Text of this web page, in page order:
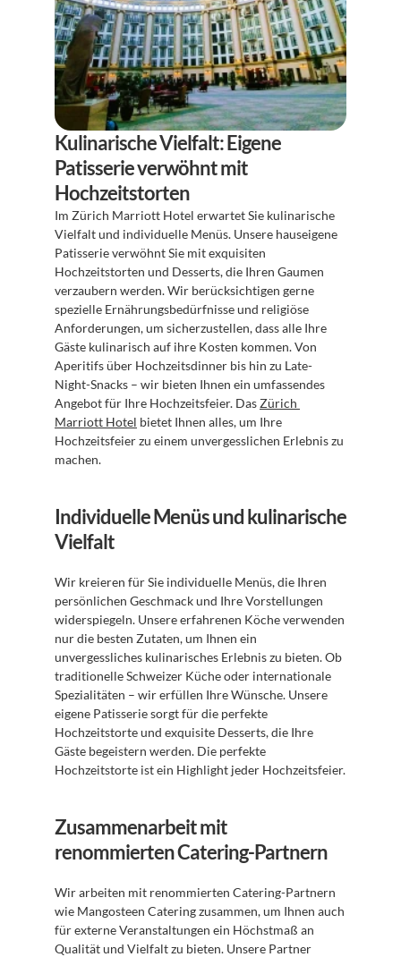
Kulinarische Vielfalt: Eigene
Patisserie verwöhnt mit
Hochzeitstorten
Im Zürich Marriott Hotel erwartet Sie kulinarische
Vielfalt und individuelle Menüs. Unsere hauseigene
Patisserie verwöhnt Sie mit exquisiten
Hochzeitstorten und Desserts, die Ihren Gaumen
verzaubern werden. Wir berücksichtigen gerne
spezielle Ernährungsbedürfnisse und religiöse
Anforderungen, um sicherzustellen, dass alle Ihre
Gäste kulinarisch auf ihre Kosten kommen. Von
Aperitifs über Hochzeitsdinner bis hin zu Late-
Night-Snacks – wir bieten Ihnen ein umfassendes
Angebot für Ihre Hochzeitsfeier. Das Zürich
Marriott Hotel bietet Ihnen alles, um Ihre
Hochzeitsfeier zu einem unvergesslichen Erlebnis zu
machen.
Individuelle Menüs und kulinarische
Vielfalt
Wir kreieren für Sie individuelle Menüs, die Ihren
persönlichen Geschmack und Ihre Vorstellungen
widerspiegeln. Unsere erfahrenen Köche verwenden
nur die besten Zutaten, um Ihnen ein
unvergessliches kulinarisches Erlebnis zu bieten. Ob
traditionelle Schweizer Küche oder internationale
Spezialitäten – wir erfüllen Ihre Wünsche. Unsere
eigene Patisserie sorgt für die perfekte
Hochzeitstorte und exquisite Desserts, die Ihre
Gäste begeistern werden. Die perfekte
Hochzeitstorte ist ein Highlight jeder Hochzeitsfeier.
Zusammenarbeit mit
renommierten Catering-Partnern
Wir arbeiten mit renommierten Catering-Partnern
wie Mangosteen Catering zusammen, um Ihnen auch
für externe Veranstaltungen ein Höchstmaß an
Qualität und Vielfalt zu bieten. Unsere Partner